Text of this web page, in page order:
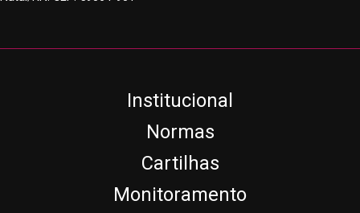
Institucional
Normas
Cartilhas
Monitoramento